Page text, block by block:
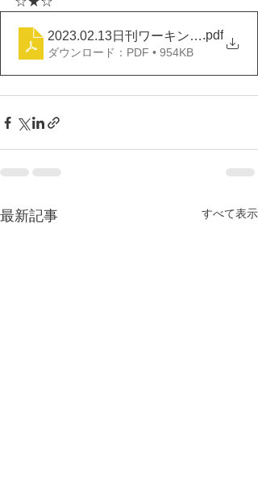
2023.02.13日刊ワーキングプラザ
.pdf
ダウンロード：PDF • 954KB
最新記事 すべて表示